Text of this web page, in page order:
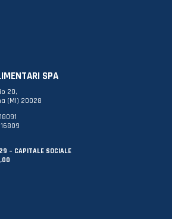
SPA
20,
(MI) 20028
– CAPITALE SOCIALE